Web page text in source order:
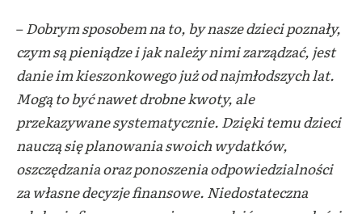
–Dobrym sposobem na to, by nasze dzieci poznały,
czym są pieniądze i jak należy nimi zarządzać, jest
danie im kieszonkowego już od najmłodszych lat.
Mogą to być nawet drobne kwoty, ale
przekazywane systematycznie. Dzięki temu dzieci
nauczą się planowania swoich wydatków,
oszczędzania oraz ponoszenia odpowiedzialności
za własne decyzje finansowe. Niedostateczna